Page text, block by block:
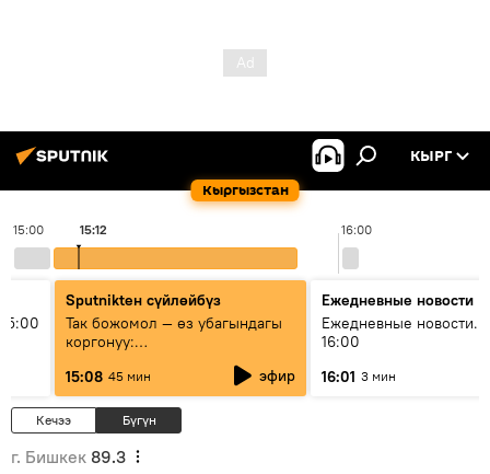
Кыргызстан
КЫРГ
15:00 16:00
15:12
Sputnikteн сүйлөйбүз
Так божомол — өз убагындагы
коргонуу:
гидрометеорологиялык кызмат
кантип өркүндөтүлүүдө
15:08 45 мин эфир
Ежедневные новости
Ежедневные новости.
16:00
16:01 3 мин
Кечээ Бүгүн
г. Бишкек 89.3